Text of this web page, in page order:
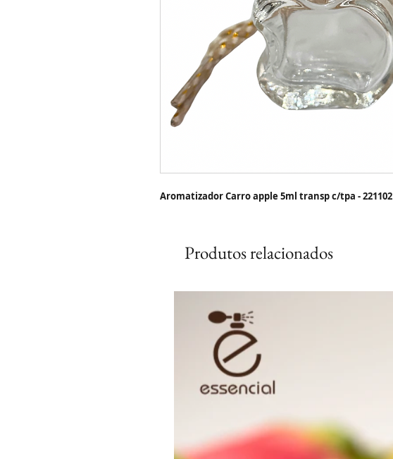
Aromatizador Carro apple 5ml transp c/tpa - 221102
Produtos relacionados